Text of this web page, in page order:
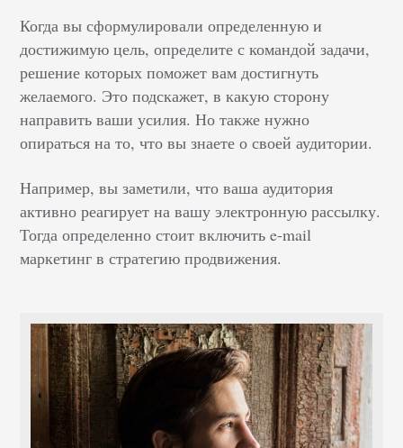
Когда вы сформулировали определенную и
достижимую цель, определите с командой задачи,
решение которых поможет вам достигнуть
желаемого. Это подскажет, в какую сторону
направить ваши усилия. Но также нужно
опираться на то, что вы знаете о своей аудитории.
Например, вы заметили, что ваша аудитория
активно реагирует на вашу электронную рассылку.
Тогда определенно стоит включить e-mail
маркетинг в стратегию продвижения.